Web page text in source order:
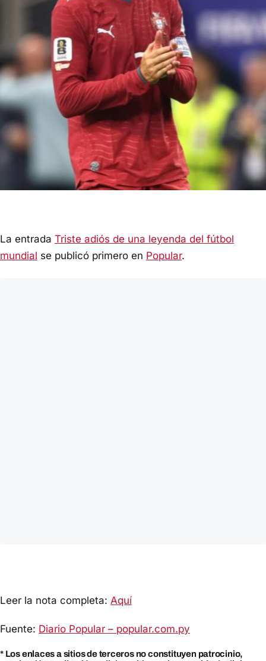
La entrada Triste adiós de una leyenda del fútbol
mundial se publicó primero en Popular.
Leer la nota completa: Aquí
Fuente: Diario Popular – popular.com.py
* Los enlaces a sitios de terceros no constituyen patrocinio,